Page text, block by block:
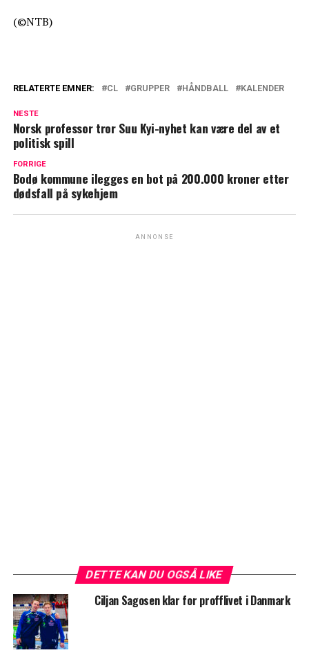
(©NTB)
RELATERTE EMNER: CL GRUPPER HÅNDBALL KALENDER
NESTE
Norsk professor tror Suu Kyi-nyhet kan være del av et
politisk spill
FORRIGE
Bodø kommune ilegges en bot på 200.000 kroner etter
dødsfall på sykehjem
ANNONSE
DETTE KAN DU OGSÅ LIKE
Ciljan Sagosen klar for profflivet i Danmark